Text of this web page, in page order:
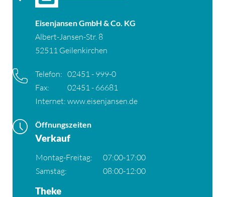
Eisenjansen GmbH & Co. KG
Albert-Jansen-Str. 8
52511 Geilenkirchen
Telefon: 02451 - 999-0
Fax:
02451 - 66681
Internet: www.eisenjansen.de
Öffnungszeiten
Verkauf
Montag-Freitag:
07:00-17:00
Samstag:
08:00-12:00
Theke